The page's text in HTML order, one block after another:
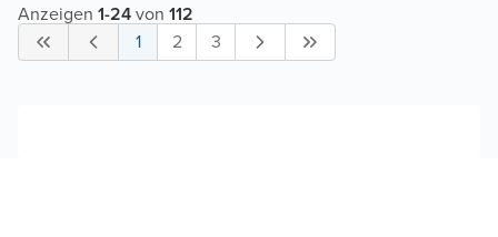
Anzeigen 1-24von 112
1
2 3